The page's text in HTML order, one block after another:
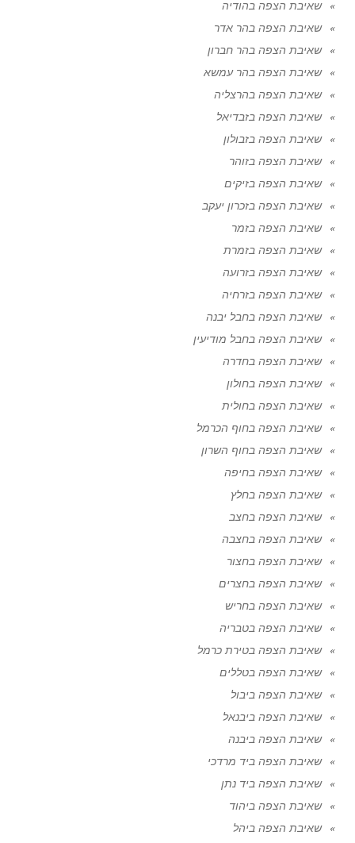
שאיבת הצפה בהודיה
שאיבת הצפה בהר אדר
שאיבת הצפה בהר חברון
שאיבת הצפה בהר עמשא
שאיבת הצפה בהרצליה
שאיבת הצפה בזבדיאל
שאיבת הצפה בזבולון
שאיבת הצפה בזוהר
שאיבת הצפה בזיקים
שאיבת הצפה בזכרון יעקב
שאיבת הצפה בזמר
שאיבת הצפה בזמרת
שאיבת הצפה בזרועה
שאיבת הצפה בזרחיה
שאיבת הצפה בחבל יבנה
שאיבת הצפה בחבל מודיעין
שאיבת הצפה בחדרה
שאיבת הצפה בחולון
שאיבת הצפה בחולית
שאיבת הצפה בחוף הכרמל
שאיבת הצפה בחוף השרון
שאיבת הצפה בחיפה
שאיבת הצפה בחלץ
שאיבת הצפה בחצב
שאיבת הצפה בחצבה
שאיבת הצפה בחצור
שאיבת הצפה בחצרים
שאיבת הצפה בחריש
שאיבת הצפה בטבריה
שאיבת הצפה בטירת כרמל
שאיבת הצפה בטללים
שאיבת הצפה ביבול
שאיבת הצפה ביבנאל
שאיבת הצפה ביבנה
שאיבת הצפה ביד מרדכי
שאיבת הצפה ביד נתן
שאיבת הצפה ביהוד
שאיבת הצפה ביהל